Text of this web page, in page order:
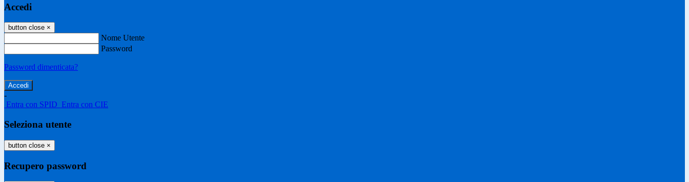
Accedi
button close ×
Nome Utente
Password
Password dimenticata?
-
Entra con SPID Entra con CIE
Seleziona utente
button close ×
Recupero password